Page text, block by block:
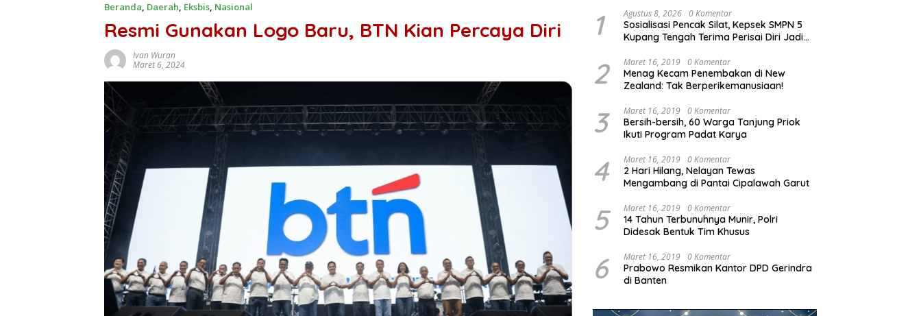
Beranda, Daerah, Eksbis, Nasional
Resmi Gunakan Logo Baru, BTN Kian Percaya Diri
Ivan Wuran
Maret 6, 2024
1 Agustus 8, 2026 0 Komentar
Sosialisasi Pencak Silat, Kepsek SMPN 5
Kupang Tengah Terima Perisai Diri Jadi
2 Maret 16, 2019 0 Komentar
Menag Kecam Penembakan di New
Zealand: Tak Berperikemanusiaan!
3 Maret 16, 2019 0 Komentar
Bersih-bersih, 60 Warga Tanjung Priok
Ikuti Program Padat Karya
4 Maret 16, 2019 0 Komentar
2 Hari Hilang, Nelayan Tewas
Mengambang di Pantai Cipalawah Garut
5 Maret 16, 2019 0 Komentar
14 Tahun Terbunuhnya Munir, Polri
Didesak Bentuk Tim Khusus
6 Maret 16, 2019 0 Komentar
Prabowo Resmikan Kantor DPD Gerindra
di Banten